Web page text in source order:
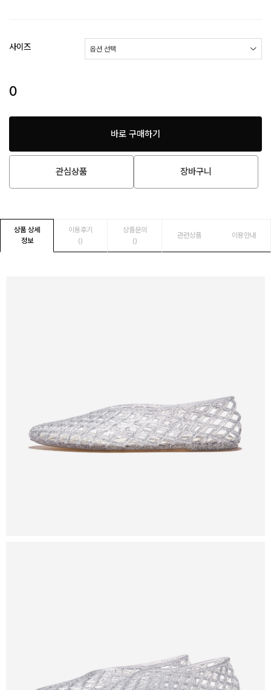
사이즈
0
바로 구매하기
관심상품 장바구니
상품 상세
정보
이용후기
()
상품문의
()
관련상품 이용안내